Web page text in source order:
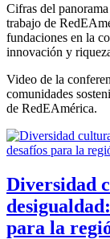
Cifras del
trabajo de
fundaciones en la
innovación y
Video de la
comunidades
de RedEAmérica.
Diversidad
para la